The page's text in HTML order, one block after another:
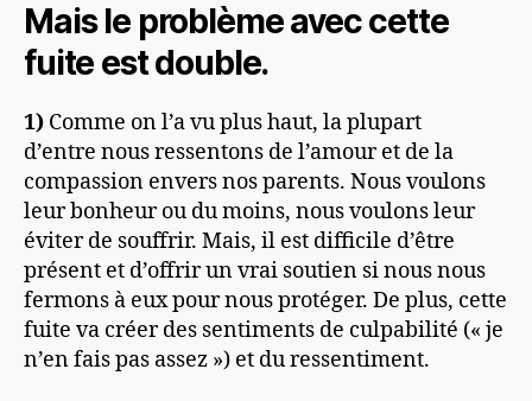
Mais le problème avec cette
fuite est double.
1) Comme on l’a vu plus haut, la plupart
d’entre nous ressentons de l’amour et de la
compassion envers nos parents. Nous voulons
leur bonheur ou du moins, nous voulons leur
éviter de souffrir. Mais, il est difficile d’être
présent et d’offrir un vrai soutien si nous nous
fermons à eux pour nous protéger. De plus, cette
fuite va créer des sentiments de culpabilité (« je
n’en fais pas assez ») et du ressentiment.